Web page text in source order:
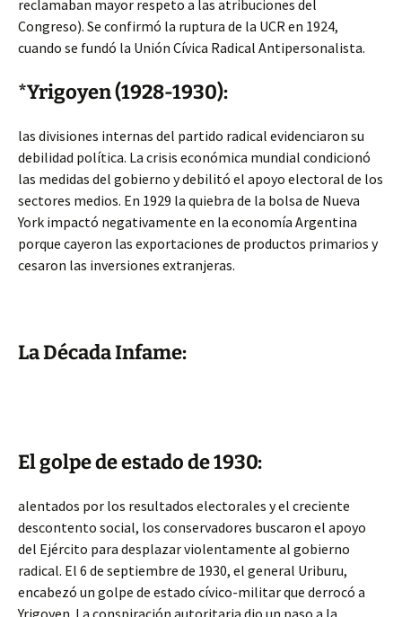
reclamaban mayor respeto a las atribuciones del
Congreso). Se confirmó la ruptura de la UCR en 1924,
cuando se fundó la Unión Cívica Radical Antipersonalista.
*Yrigoyen (1928-1930):
las divisiones internas del partido radical evidenciaron su
debilidad política. La crisis económica mundial condicionó
las medidas del gobierno y debilitó el apoyo electoral de los
sectores medios. En 1929 la quiebra de la bolsa de Nueva
York impactó negativamente en la economía Argentina
porque cayeron las exportaciones de productos primarios y
cesaron las inversiones extranjeras.
La Década Infame:
El golpe de estado de 1930:
alentados por los resultados electorales y el creciente
descontento social, los conservadores buscaron el apoyo
del Ejército para desplazar violentamente al gobierno
radical. El 6 de septiembre de 1930, el general Uriburu,
encabezó un golpe de estado cívico-militar que derrocó a
Yrigoyen. La conspiración autoritaria dio un paso a la